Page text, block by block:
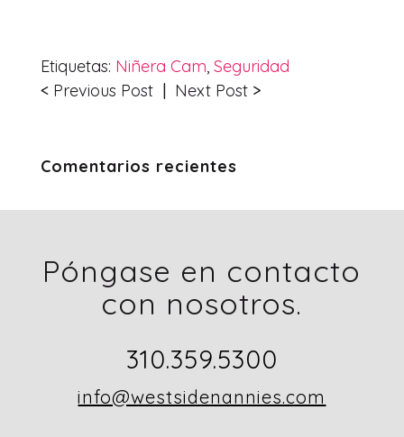
Etiquetas: Niñera Cam, Seguridad
< Previous Post | Next Post>
Comentarios recientes
Póngase en contacto
con nosotros.
310.359.5300
info@westsidenannies.com